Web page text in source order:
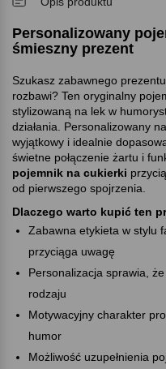
Personalizowany
śmieszny prezent
Szukasz zabawnego
rozbawi? Ten oryginalny
stylizowaną na lek w
działania. Personalizowany
wyjątkowy i idealnie
świetne połączenie żartu i
pojemnik na cukierki
od pierwszego spojrzenia.
Dlaczego warto kupić ten
Zabawna etykieta w stylu
przyciąga uwagę
Personalizacja sprawia,
rodzaju
Motywacyjny charakter
humor
Możliwość uzupełnienia